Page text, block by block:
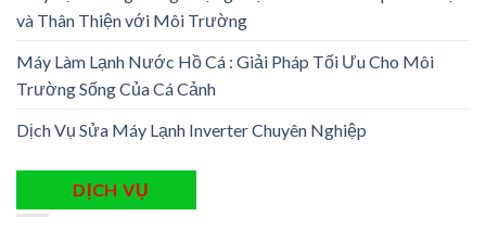
và Thân Thiện với Môi Trường
Máy Làm Lạnh Nước Hồ Cá : Giải Pháp Tối Ưu Cho Môi
Trường Sống Của Cá Cảnh
Dịch Vụ Sửa Máy Lạnh Inverter Chuyên Nghiệp
DỊCH VỤ